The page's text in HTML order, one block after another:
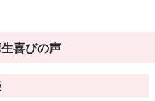
喜びの声